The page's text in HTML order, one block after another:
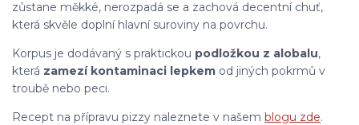
zůstane měkké, nerozpadá se a zachová decentní chuť,
která skvěle doplní hlavní suroviny na povrchu.
Korpus je dodávaný s praktickou podložkou z alobalu,
která zamezí kontaminaci lepkem od jiných pokrmů v
troubě nebo peci.
Recept na přípravu pizzy naleznete v našem blogu zde.